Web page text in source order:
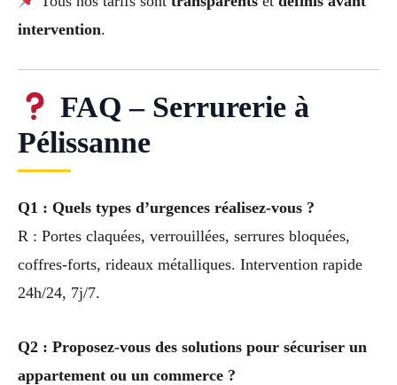
intervention.
FAQ – Serrurerie à
Pélissanne
Q1 : Quels types d’urgences réalisez-vous ?
R : Portes claquées, verrouillées, serrures bloquées,
coffres-forts, rideaux métalliques. Intervention rapide
24h/24, 7j/7.
Q2 : Proposez-vous des solutions pour sécuriser un
appartement ou un commerce ?